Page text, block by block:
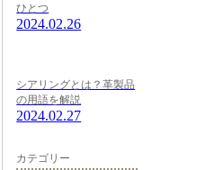
ひとつ
2024.02.26
シアリングとは？革製品
の用語を解説
2024.02.27
カテゴリー